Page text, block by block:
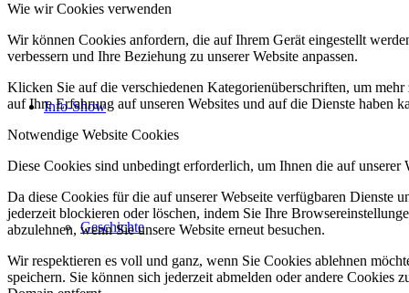
Info-Show
Geschichte
Wie wir Cookies verwenden
Wir können Cookies anfordern, die auf Ihrem Gerät eingestellt
verbessern und Ihre Beziehung zu unserer Website anpassen.
Klicken Sie auf die verschiedenen Kategorienüberschriften, um
auf Ihre Erfahrung auf unseren Websites und auf die Dienste haben
Notwendige Website Cookies
Diese Cookies sind unbedingt erforderlich, um Ihnen die auf
Da diese Cookies für die auf unserer Webseite verfügbaren
jederzeit blockieren oder löschen, indem Sie Ihre
abzulehnen, wenn Sie unsere Website erneut besuchen.
Wir respektieren es voll und ganz, wenn Sie Cookies ablehnen
speichern. Sie können sich jederzeit abmelden oder andere Cookies